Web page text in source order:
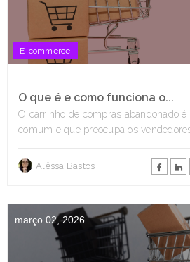
E-commerce
O que é e como funciona o...
O carrinho de compras abandonado
comum e que preocupa os vendedores
Alêssa Bastos
março 02, 2026